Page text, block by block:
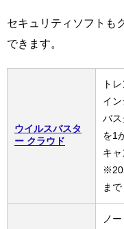
セキュリティソフトも
できます。
ウイルスバスタ
ー クラウド
ト
イ
バス
を1
キャ
まで
ノ